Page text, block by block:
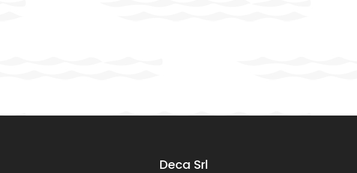
Deca Srl